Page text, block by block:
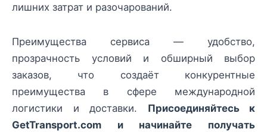
лишних затрат и разочарований.
Преимущества сервиса — удобство,
прозрачность условий и обширный выбор
заказов, что создаёт конкурентные
преимущества в сфере международной
логистики и доставки. Присоединяйтесь к
GetTransport.com и начинайте получать